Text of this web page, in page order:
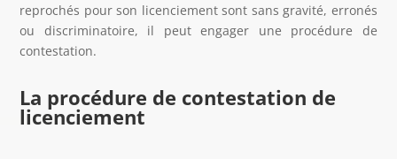
reprochés pour son licenciement sont sans gravité, erronés
ou discriminatoire, il peut engager une procédure de
contestation.
La procédure de contestation de
licenciement